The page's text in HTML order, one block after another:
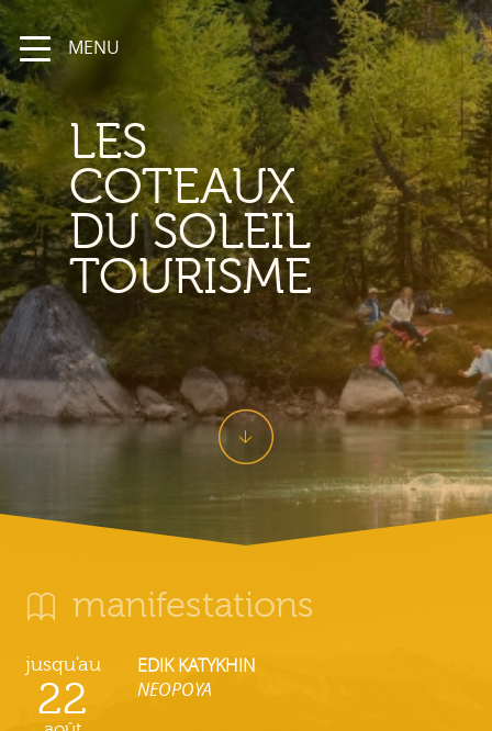
MENU
LES
COTEAUX
DU SOLEIL
TOURISME
manifestations
jusqu'au
22
EDIK KATYKHIN
NEOPOYA